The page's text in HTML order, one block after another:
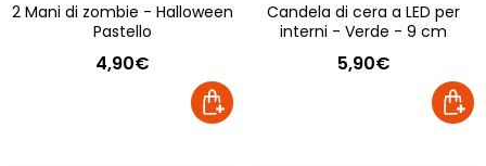
2 Mani di zombie - Halloween
Pastello
4,90€
Candela di cera a LED per
interni - Verde - 9 cm
5,90€